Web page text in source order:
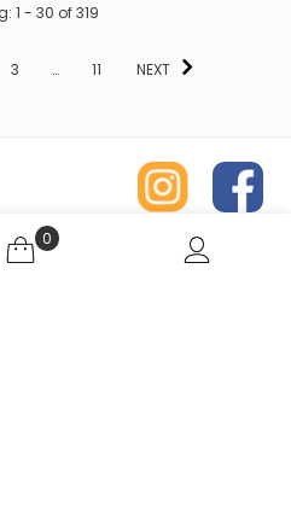
: 1 - 30 of319
3 … 11 NEXT
0